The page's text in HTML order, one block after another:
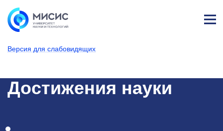
Версия для слабовидящих
т
Достижения науки